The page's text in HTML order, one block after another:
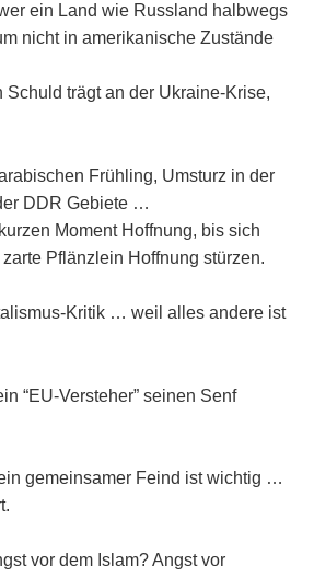
ein Land wie Russland halbwegs
nicht in amerikanische Zustände
Schuld trägt an der Ukraine-Krise,
Frühling, Umsturz in der
DDR Gebiete …
Moment Hoffnung, bis sich
zarte Pflänzlein Hoffnung stürzen.
Kritik … weil alles andere ist
“EU-Versteher” seinen Senf
gemeinsamer Feind ist wichtig …
vor dem Islam? Angst vor